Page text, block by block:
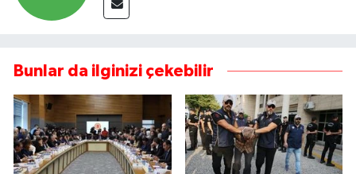
Bunlar da ilginizi çekebilir